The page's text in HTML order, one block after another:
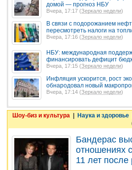
домой — прогноз НБУ
Вчера, 17:17 (Зеркало недели)
В связи с подорожанием
пересмотреть налоги на
Вчера, 17:16 (Зеркало недели)
НБУ: международная
финансировать дефицит
Вчера, 17:15 (Зеркало недели)
Инфляция ускорится, рост
обнародовал новый
Вчера, 17:14 (Зеркало недели)
Шоу-биз и культура | Наука и здоровье
Бандерас
отношениях
11 лет после